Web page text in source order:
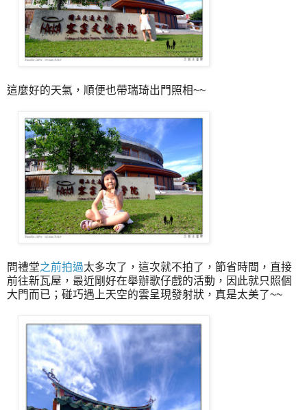
這麼好的天氣，順便也帶瑞琦出門照相~~
問禮堂之前拍過太多次了，這次就不拍了，節省時間，直接
前往新瓦屋，最近剛好在舉辦歌仔戲的活動，因此就只照個
大門而已；碰巧遇上天空的雲呈現發射狀，真是太美了~~